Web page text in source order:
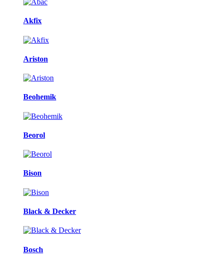
Akfix
Ariston
Beohemik
Beorol
Bison
Black & Decker
Bosch